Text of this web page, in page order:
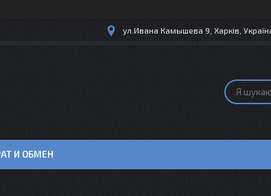
ул.Ивана Камышева 9, Харків,
И ОБМЕН